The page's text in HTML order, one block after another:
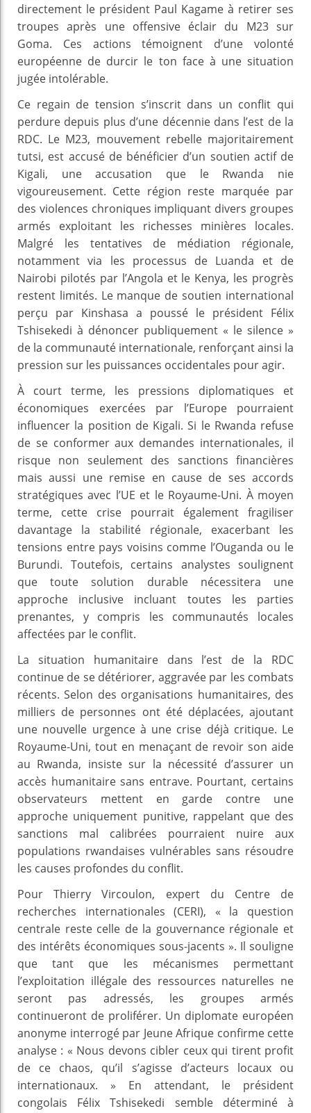
directement le président Paul Kagame à retirer ses
troupes après une offensive éclair du M23 sur
Goma. Ces actions témoignent d’une volonté
européenne de durcir le ton face à une situation
jugée intolérable.
Ce regain de tension s’inscrit dans un conflit qui
perdure depuis plus d’une décennie dans l’est de la
RDC. Le M23, mouvement rebelle majoritairement
tutsi, est accusé de bénéficier d’un soutien actif de
Kigali, une accusation que le Rwanda nie
vigoureusement. Cette région reste marquée par
des violences chroniques impliquant divers groupes
armés exploitant les richesses minières locales.
Malgré les tentatives de médiation régionale,
notamment via les processus de Luanda et de
Nairobi pilotés par l’Angola et le Kenya, les progrès
restent limités. Le manque de soutien international
perçu par Kinshasa a poussé le président Félix
Tshisekedi à dénoncer publiquement « le silence »
de la communauté internationale, renforçant ainsi la
pression sur les puissances occidentales pour agir.
À court terme, les pressions diplomatiques et
économiques exercées par l’Europe pourraient
influencer la position de Kigali. Si le Rwanda refuse
de se conformer aux demandes internationales, il
risque non seulement des sanctions financières
mais aussi une remise en cause de ses accords
stratégiques avec l’UE et le Royaume-Uni. À moyen
terme, cette crise pourrait également fragiliser
davantage la stabilité régionale, exacerbant les
tensions entre pays voisins comme l’Ouganda ou le
Burundi. Toutefois, certains analystes soulignent
que toute solution durable nécessitera une
approche inclusive incluant toutes les parties
prenantes, y compris les communautés locales
affectées par le conflit.
La situation humanitaire dans l’est de la RDC
continue de se détériorer, aggravée par les combats
récents. Selon des organisations humanitaires, des
milliers de personnes ont été déplacées, ajoutant
une nouvelle urgence à une crise déjà critique. Le
Royaume-Uni, tout en menaçant de revoir son aide
au Rwanda, insiste sur la nécessité d’assurer un
accès humanitaire sans entrave. Pourtant, certains
observateurs mettent en garde contre une
approche uniquement punitive, rappelant que des
sanctions mal calibrées pourraient nuire aux
populations rwandaises vulnérables sans résoudre
les causes profondes du conflit.
Pour Thierry Vircoulon, expert du Centre de
recherches internationales (CERI), « la question
centrale reste celle de la gouvernance régionale et
des intérêts économiques sous-jacents ». Il souligne
que tant que les mécanismes permettant
l’exploitation illégale des ressources naturelles ne
seront pas adressés, les groupes armés
continueront de proliférer. Un diplomate européen
anonyme interrogé par Jeune Afrique confirme cette
analyse : « Nous devons cibler ceux qui tirent profit
de ce chaos, qu’il s’agisse d’acteurs locaux ou
internationaux. » En attendant, le président
congolais Félix Tshisekedi semble déterminé à